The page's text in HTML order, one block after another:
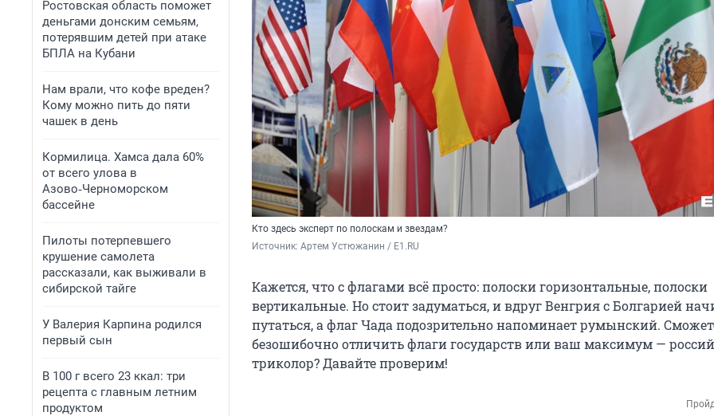
Ростовская область поможет
деньгами донским семьям,
потерявшим детей при атаке
БПЛА на Кубани
Нам врали, что кофе вреден?
Кому можно пить до пяти
чашек в день
Кормилица. Хамса дала 60%
от всего улова в
Азово‑Черноморском
бассейне
Пилоты потерпевшего
крушение самолета
рассказали, как выживали в
сибирской тайге
У Валерия Карпина родился
первый сын
В 100 г всего 23 ккал: три
рецепта с главным летним
продуктом
Кто здесь эксперт по полоскам и звездам?
Источник: Артем Устюжанин / E1.RU
Кажется, что с флагами всё просто: полоски горизонтальные, полоски
вертикальные. Но стоит задуматься, и вдруг Венгрия с Болгарией
путаться, а флаг Чада подозрительно напоминает румынский.
безошибочно отличить флаги государств или ваш максимум —
триколор? Давайте проверим!